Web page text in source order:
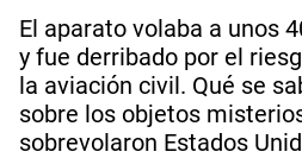
El aparato volaba a unos
y fue derribado por el
la aviación civil. Qué se
sobre los objetos
sobrevolaron Estados